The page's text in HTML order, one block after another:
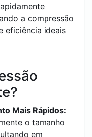
a compressão
eficiência ideais
Mais Rápidos:
o tamanho
em